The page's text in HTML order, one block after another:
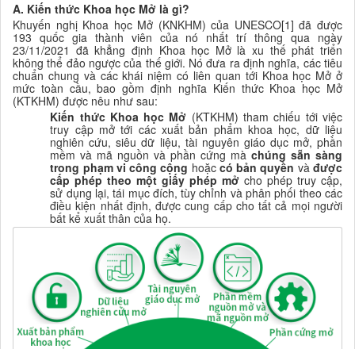
A. Kiến thức Khoa học Mở là gì?
Khuyến nghị Khoa học Mở (KNKHM) của UNESCO[1] đã được
193 quốc gia thành viên của nó nhất trí thông qua ngày
23/11/2021 đã khẳng định Khoa học Mở là xu thế phát triển
không thể đảo ngược của thế giới. Nó đưa ra định nghĩa, các tiêu
chuẩn chung vàcác khái niệm có liên quan tới Khoa học Mở ở
mức toàn cầu,bao gồm định nghĩa Kiến thức Khoa học Mở
(KTKHM) được nêu như sau:
Kiến thức Khoa học Mở (KTKHM) tham chiếu tớiviệc
truy cập mở tới các xuất bản phẩm khoa học, dữ liệu
nghiên cứu,siêu dữ liệu, tài nguyên giáo dục mở,phần
mềm và mã nguồn và phần cứng màchúng sẵn sàng
trong phạm vi công cộng hoặc có bản quyền vàđược
cấp phép theo mộtgiấy phép mở cho phép truy cập,
sử dụng lại,tái mục đích, tùy chỉnh và phân phối theo các
điều kiện nhất định, được cung cấp cho tất cả mọi người
bất kể xuất thân của họ.